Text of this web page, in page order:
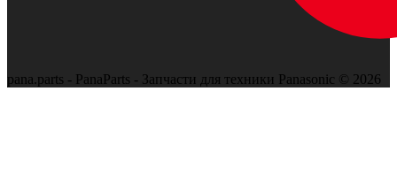
pana.parts - PanaParts - Запчасти для техники Panasonic © 2026